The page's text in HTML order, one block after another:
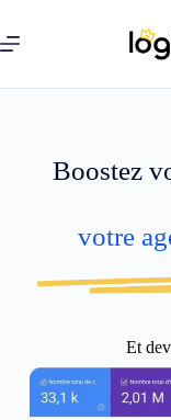
Boostez
votre
Et